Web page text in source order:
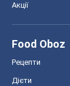
Акції
Food Oboz
Рецепти
Дієти